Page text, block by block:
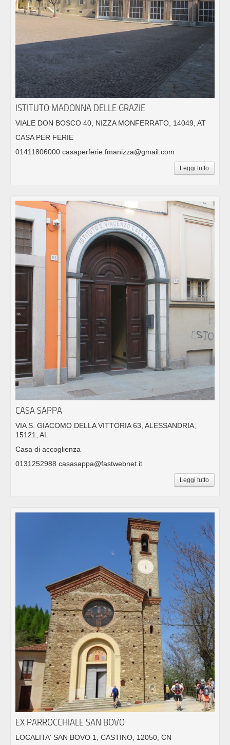
ISTITUTO MADONNA DELLE GRAZIE
VIALE DON BOSCO 40, NIZZA MONFERRATO, 14049, AT
CASA PER FERIE
01411806000 casaperferie.fmanizza@gmail.com
Leggi tutto
CASA SAPPA
VIA S. GIACOMO DELLA VITTORIA 63, ALESSANDRIA,
15121, AL
Casa di accoglienza
0131252988 casasappa@fastwebnet.it
Leggi tutto
EX PARROCCHIALE SAN BOVO
LOCALITA' SAN BOVO 1, CASTINO, 12050, CN